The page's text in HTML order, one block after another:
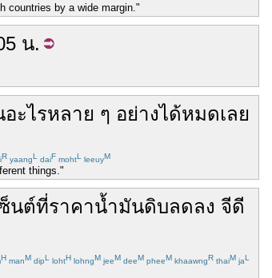
countries by a wide margin."
น.
อะไรหลาย ๆ อย่างได้หมดเลย
R yaangL daiF mohtL leeuyM
things."
นต์ที่ราคาน้ำมันดิบลดลง จีดี
H manM dipL lohtH lohngM jeeM deeM pheeM khaawngR thaiM jaL